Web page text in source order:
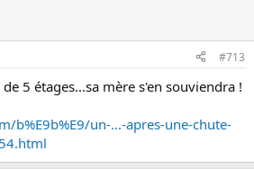
#713
5 étages...sa mère s'en souviendra !
b%E9b%E9/un-...-apres-une-chute-